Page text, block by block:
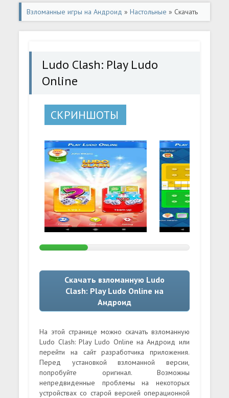
Взломанные игры на Андроид »Настольные » Скачать
Ludo Clash: Play Ludo Online (Много монет) на Андроид
Ludo Clash: Play Ludo
Online
СКРИНШОТЫ
Скачать взломанную Ludo
Clash: Play Ludo Online на
Андроид
На этой странице можно скачать взломанную
Ludo Clash: Play Ludo Online на Андроид или
перейти на сайт разработчика приложения.
Перед установкой взломанной версии,
попробуйте оригинал. Возможны
непредвиденные проблемы на некоторых
устройствах со старой версией операционной